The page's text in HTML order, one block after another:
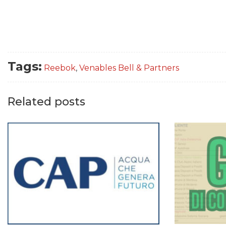
Tags: Reebok, Venables Bell & Partners
Related posts